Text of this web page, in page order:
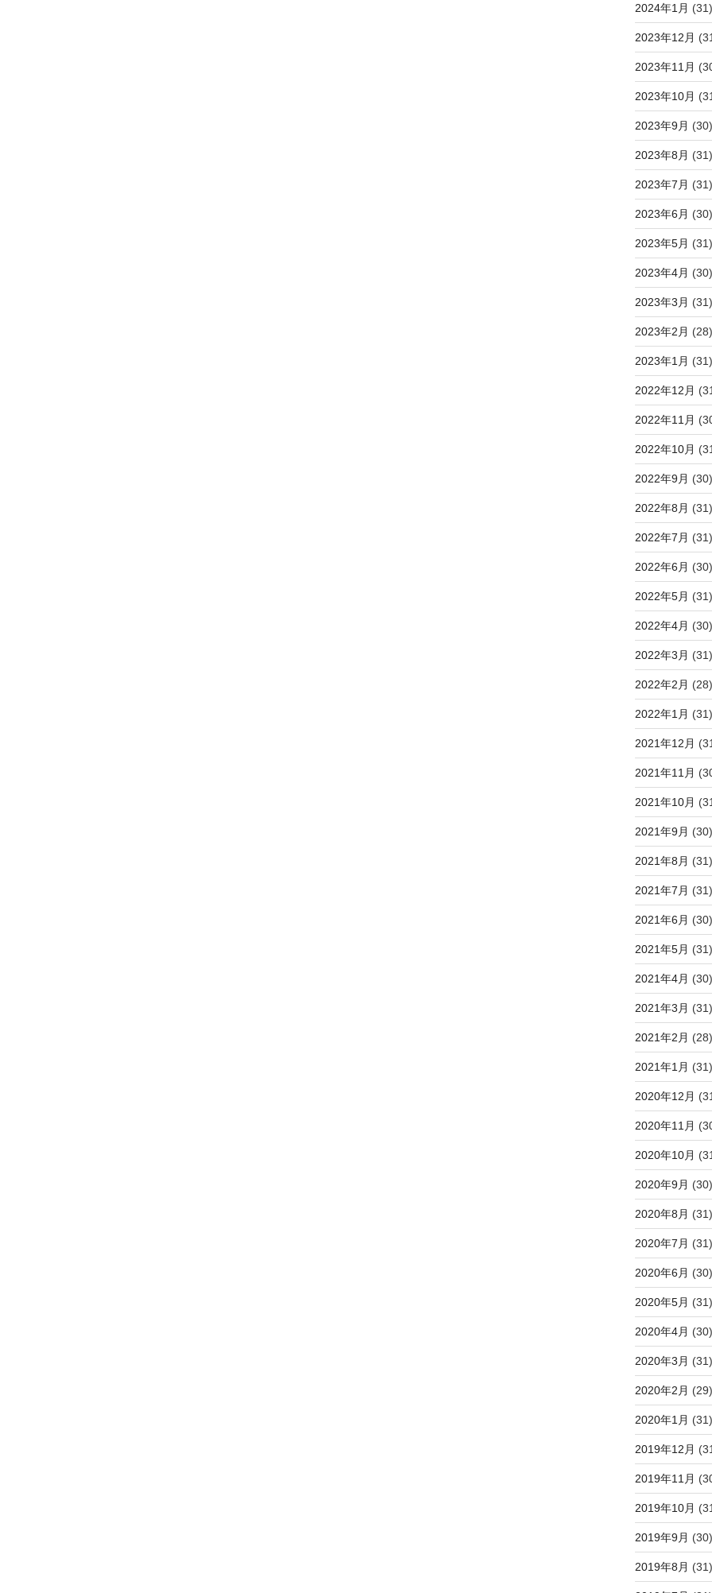
2024年1月 (31)
2023年12月
2023年11月
2023年10月
2023年9月 (30)
2023年8月 (31)
2023年7月 (31)
2023年6月 (30)
2023年5月 (31)
2023年4月 (30)
2023年3月 (31)
2023年2月 (28)
2023年1月 (31)
2022年12月
2022年11月
2022年10月
2022年9月 (30)
2022年8月 (31)
2022年7月 (31)
2022年6月 (30)
2022年5月 (31)
2022年4月 (30)
2022年3月 (31)
2022年2月 (28)
2022年1月 (31)
2021年12月
2021年11月
2021年10月
2021年9月 (30)
2021年8月 (31)
2021年7月 (31)
2021年6月 (30)
2021年5月 (31)
2021年4月 (30)
2021年3月 (31)
2021年2月 (28)
2021年1月 (31)
2020年12月
2020年11月
2020年10月
2020年9月 (30)
2020年8月 (31)
2020年7月 (31)
2020年6月 (30)
2020年5月 (31)
2020年4月 (30)
2020年3月 (31)
2020年2月 (29)
2020年1月 (31)
2019年12月
2019年11月
2019年10月
2019年9月 (30)
2019年8月 (31)